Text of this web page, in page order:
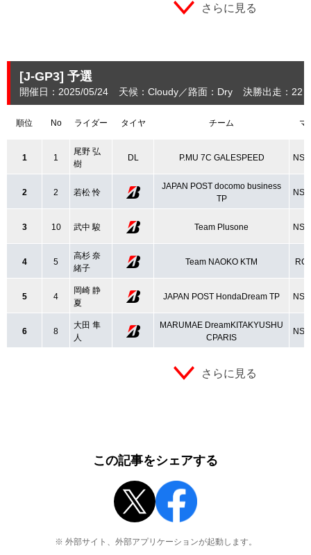
さらに見る
[J-GP3] 予選
開催日：2025/05/24 天候：Cloudy 路面：Dry 決勝出走：22
順位 No ライダー タイヤ チーム マ
1 1
尾野 弘
樹
DL P.MU 7C GALESPEED
2 2 若松 怜
JAPAN POST docomo business
TP
3 10 武中 駿 Team Plusone
4 5
高杉 奈
緒子
Team NAOKO KTM
5 4
岡崎 静
夏
JAPAN POST HondaDream TP
6 8
大田 隼
人
MARUMAE DreamKITAKYUSHU
CPARIS
さらに見る
この記事をシェアする
※ 外部サイト、外部アプリケーションが起動します。